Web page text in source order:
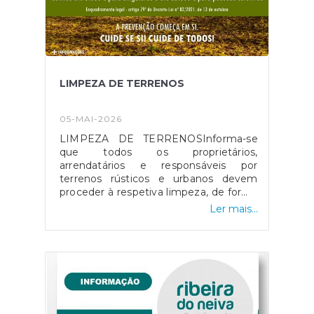
LIMPEZA DE TERRENOS
05-MAI-2026
LIMPEZA DE TERRENOSInforma-se
que todos os proprietários,
arrendatários e responsáveis por
terrenos rústicos e urbanos devem
proceder à respetiva limpeza, de forma
a garantir a redução do risco de
e do meio envolvente.Recorda-se que,
data-limite para a realização destas
intervenções é 31 de maio. A limpeza
dos terrenos, nomeadamente através
da remoção de mato, ervas secas,
Ler mais...